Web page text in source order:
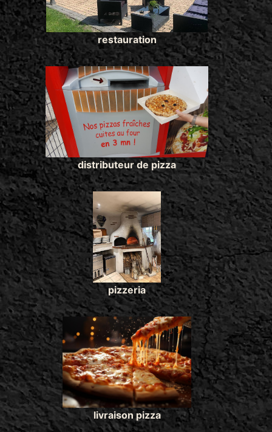
restauration
distributeur de pizza
pizzeria
livraison pizza